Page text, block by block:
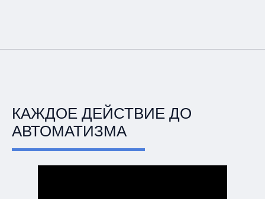
КАЖДОЕ ДЕЙСТВИЕ ДО
АВТОМАТИЗМА